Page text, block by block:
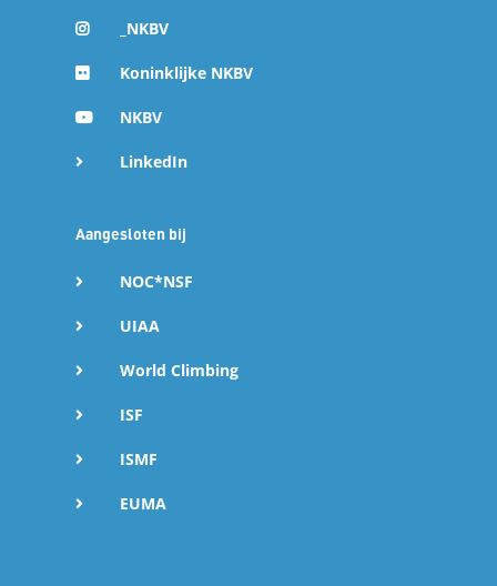
_NKBV
Koninklijke NKBV
NKBV
LinkedIn
Aangesloten bij
NOC*NSF
UIAA
World Climbing
ISF
ISMF
EUMA